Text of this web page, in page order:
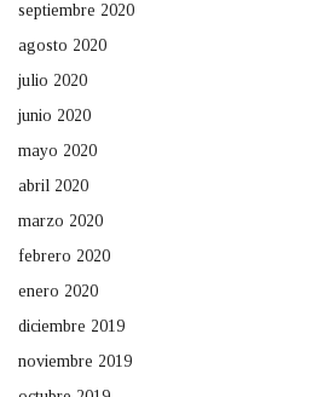
septiembre 2020
agosto 2020
julio 2020
junio 2020
mayo 2020
abril 2020
marzo 2020
febrero 2020
enero 2020
diciembre 2019
noviembre 2019